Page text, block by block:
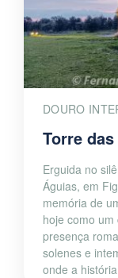
DOURO
Torre
Erguida no
Águias, em
memória de
hoje como
presença
solenes e
onde a